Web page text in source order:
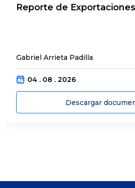
Reporte de
Gabriel Arrieta Padilla
04 . 08 . 2026
Descargar